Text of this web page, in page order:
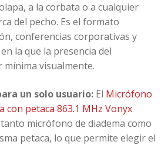
a la corbata o a cualquier
del pecho. Es el formato
conferencias corporativas y
la que la presencia del
visualmente.
un solo usuario: El Micrófono
con petaca 863.1 MHz Vonyx
micrófono de diadema como
petaca, lo que permite elegir el